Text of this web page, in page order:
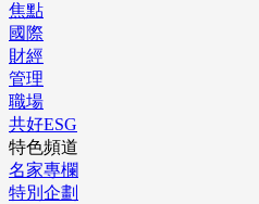
焦點
國際
財經
管理
職場
共好ESG
特色頻道
名家專欄
特別企劃